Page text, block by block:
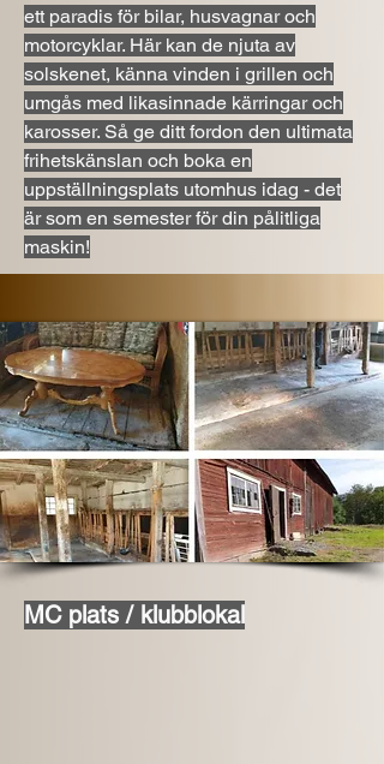
ett paradis för bilar, husvagnar och
motorcyklar. Här kan de njuta av
solskenet, känna vinden i grillen och
umgås med likasinnade kärringar och
karosser. Så ge ditt fordon den ultimata
frihetskänslan och boka en
uppställningsplats utomhus idag - det
är som en semester för din pålitliga
maskin!
MC plats / klubblokal